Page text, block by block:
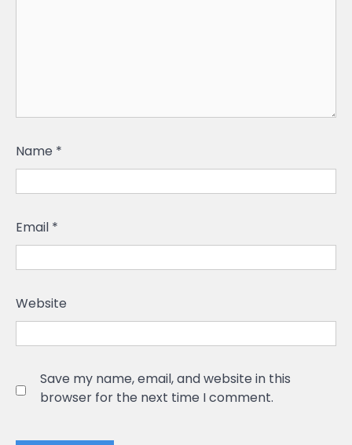
Name *
Email *
Website
Save my name, email, and website in this
browser for the next time I comment.